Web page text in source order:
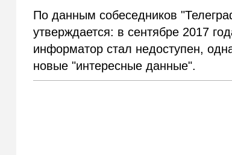
По данным собеседников
утверждается: в сентябре 2017
информатор стал недоступен,
новые "интересные данные".